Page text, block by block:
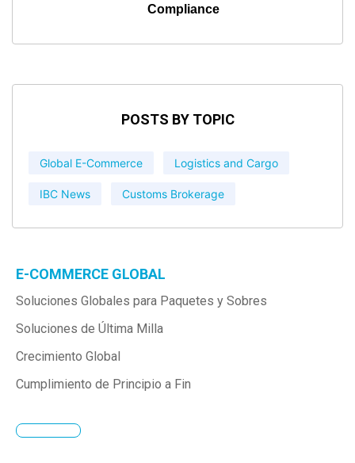
Compliance
POSTS BY TOPIC
Global E-Commerce Logistics and Cargo
IBC News Customs Brokerage
E-COMMERCE GLOBAL
Soluciones Globales para Paquetes y Sobres
Soluciones de Última Milla
Crecimiento Global
Cumplimiento de Principio a Fin